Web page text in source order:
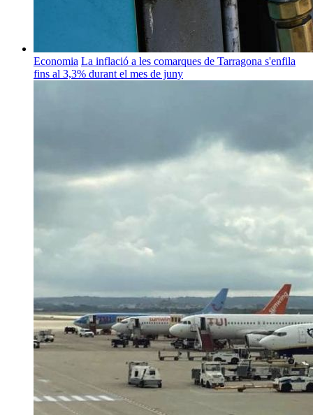
Economia La inflació a les comarques de Tarragona s'enfila
fins al 3,3% durant el mes de juny